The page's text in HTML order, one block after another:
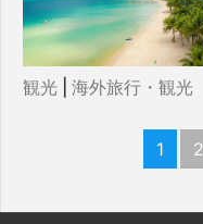
観光 海外旅行・観光
1 2